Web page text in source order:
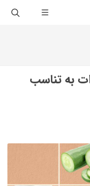
به تناسب